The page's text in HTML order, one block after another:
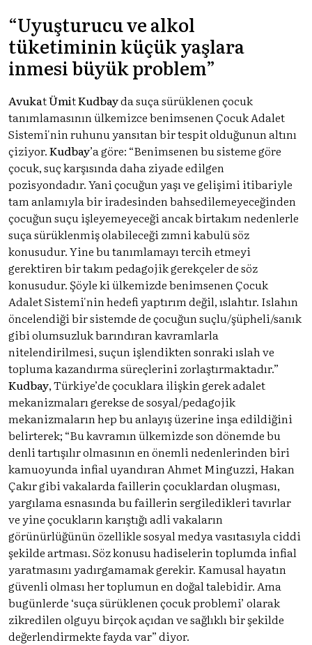
“Uyuşturucu ve alkol
tüketiminin küçük yaşlara
inmesi büyük problem”
Avukat Ümit Kudbayda suça sürüklenen çocuk
tanımlamasının ülkemizce benimsenen Çocuk Adalet
Sistemi'nin ruhunu yansıtan bir tespit olduğunun altını
çiziyor.Kudbay’a göre: “Benimsenen bu sisteme göre
çocuk, suç karşısında daha ziyade edilgen
pozisyondadır. Yani çocuğun yaşı ve gelişimi itibariyle
tam anlamıyla bir iradesinden bahsedilemeyeceğinden
çocuğun suçu işleyemeyeceği ancak birtakım nedenlerle
suça sürüklenmiş olabileceği zımni kabulü söz
konusudur. Yine bu tanımlamayı tercih etmeyi
gerektiren bir takım pedagojik gerekçeler de söz
konusudur. Şöyle ki ülkemizde benimsenen Çocuk
Adalet Sistemi'nin hedefi yaptırım değil, ıslahtır. Islahın
öncelendiği bir sistemde de çocuğun suçlu/şüpheli/sanık
gibi olumsuzluk barındıran kavramlarla
nitelendirilmesi, suçun işlendikten sonraki ıslah ve
topluma kazandırma süreçlerini zorlaştırmaktadır.”
Kudbay, Türkiye’de çocuklara ilişkin gerek adalet
mekanizmaları gerekse de sosyal/pedagojik
mekanizmaların hep bu anlayış üzerine inşa edildiğini
belirterek; “Bu kavramın ülkemizde son dönemde bu
denli tartışılır olmasının en önemli nedenlerinden biri
kamuoyunda infial uyandıran Ahmet Minguzzi, Hakan
Çakır gibi vakalarda faillerin çocuklardan oluşması,
yargılama esnasında bu faillerin sergiledikleri tavırlar
ve yine çocukların karıştığı adli vakaların
görünürlüğünün özellikle sosyal medya vasıtasıyla ciddi
şekilde artması. Söz konusu hadiselerin toplumda infial
yaratmasını yadırgamamak gerekir. Kamusal hayatın
güvenli olması her toplumun en doğal talebidir. Ama
bugünlerde ‘suça sürüklenen çocuk problemi’ olarak
zikredilen olguyu birçok açıdan ve sağlıklı bir şekilde
değerlendirmekte fayda var” diyor.